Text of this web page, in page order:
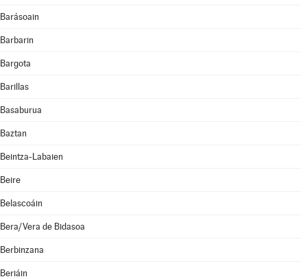
Barásoain
Barbarin
Bargota
Barillas
Basaburua
Baztan
Beintza-Labaien
Beire
Belascoáin
Bera/Vera de Bidasoa
Berbinzana
Beriáin